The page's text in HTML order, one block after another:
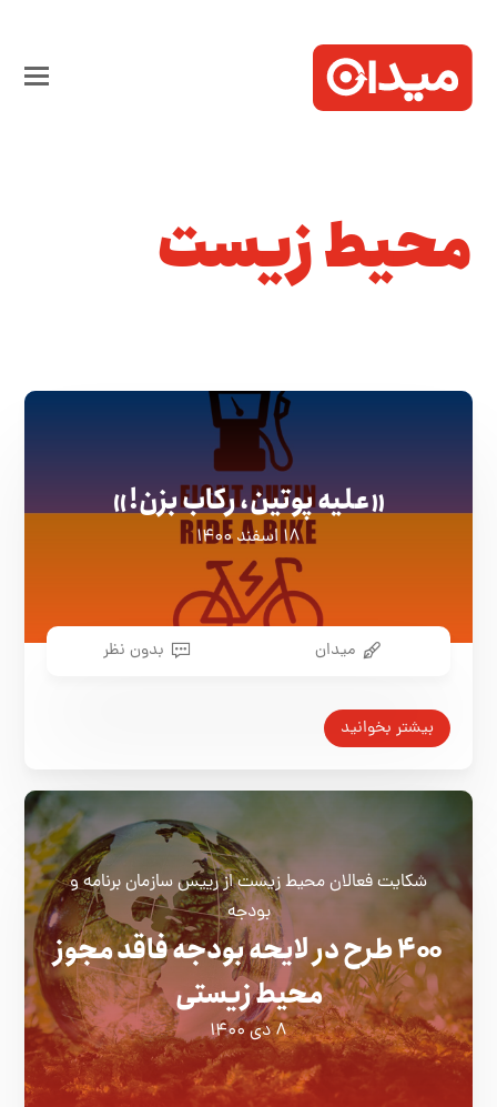
محیط زیست
«علیه پوتین، رکاب بزن!»
۱۸ اسفند ۱۴۰۰
میدان بدون نظر
بیشتر بخوانید
شکایت فعالان محیط زیست از رییس سازمان برنامه و
بودجه
۴۰۰ طرح در لایحه بودجه فاقد مجوز
محیط زیستی
۸ دی ۱۴۰۰